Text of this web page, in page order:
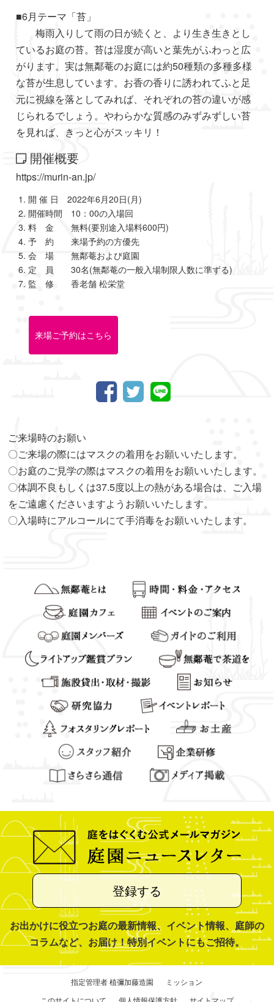
■6月テーマ「苔」
梅雨入りして雨の日が続くと、より生き生きとし
ているお庭の苔。苔は湿度が高いと葉先がふわっと広
がります。実は無鄰菴のお庭には約50種類の多種多様
な苔が生息しています。お香の香りに誘われてふと足
元に視線を落としてみれば、それぞれの苔の違いが感
じられるでしょう。やわらかな質感のみずみずしい苔
を見れば、きっと心がスッキリ！
開催概要
https://murin-an.jp/
開 催 日 2022年6月20日(月)
開催時間 10：00の入場回
料 金 無料(要別途入場料600円)
予 約 来場予約の方優先
会 場 無鄰菴および庭園
定 員 30名(無鄰菴の一般入場制限人数に準ずる)
監 修 香老舗 松栄堂
来場ご予約はこちら
ご来場時のお願い
〇ご来場の際にはマスクの着用をお願いいたします。
〇お庭のご見学の際はマスクの着用をお願いいたします。
〇体調不良もしくは37.5度以上の熱がある場合は、ご入場
をご遠慮くださいますようお願いいたします。
〇入場時にアルコールにて手消毒をお願いいたします。
登録する
お出かけに役立つお庭の最新情報、イベント情報、庭師の
コラムなど、お届け！特別イベントにもご招待。
指定管理者 植彌加藤造園
ミッション
このサイトについて
個人情報保護方針 サイトマップ